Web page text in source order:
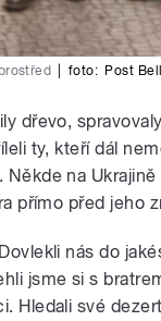
foto: Post
dřevo,
ty, kteří dál
Někde na
přímo před jeho
nás do
jsme si s
Hledali své